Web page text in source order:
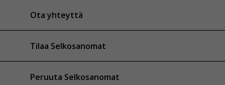
Ota yhteyttä
Tilaa Selkosanomat
Peruuta Selkosanomat